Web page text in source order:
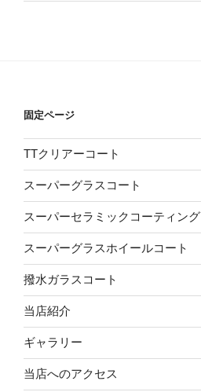
固定ページ
TTクリアーコート
スーパーグラスコート
スーパーセラミックコーティング
スーパーグラスホイールコート
撥水ガラスコート
当店紹介
ギャラリー
当店へのアクセス